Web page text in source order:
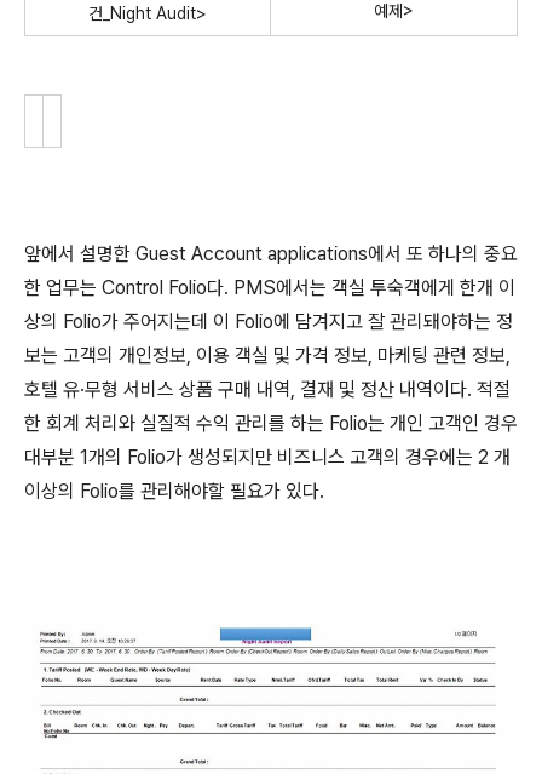
건_Night Audit>
예제>
앞에서 설명한 Guest Account applications에서 또 하나의 중요
한 업무는 Control Folio다. PMS에서는 객실 투숙객에게 한개 이
상의 Folio가 주어지는데 이 Folio에 담겨지고 잘 관리돼야하는 정
보는 고객의 개인정보, 이용 객실 및 가격 정보, 마케팅 관련 정보,
호텔 유·무형 서비스 상품 구매 내역, 결재 및 정산 내역이다. 적절
한 회계 처리와 실질적 수익 관리를 하는 Folio는 개인 고객인 경우
대부분 1개의 Folio가 생성되지만 비즈니스 고객의 경우에는 2 개
이상의 Folio를 관리해야할 필요가 있다.